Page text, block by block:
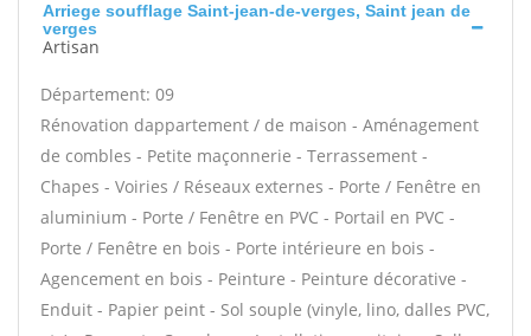
Arriege soufflage Saint-jean-de-verges, Saint jean de
verges
Artisan
Département: 09
Rénovation dappartement / de maison - Aménagement
de combles - Petite maçonnerie - Terrassement -
Chapes - Voiries / Réseaux externes - Porte / Fenêtre en
aluminium - Porte / Fenêtre en PVC - Portail en PVC -
Porte / Fenêtre en bois - Porte intérieure en bois -
Agencement en bois - Peinture - Peinture décorative -
Enduit - Papier peint - Sol souple (vinyle, lino, dalles PVC,